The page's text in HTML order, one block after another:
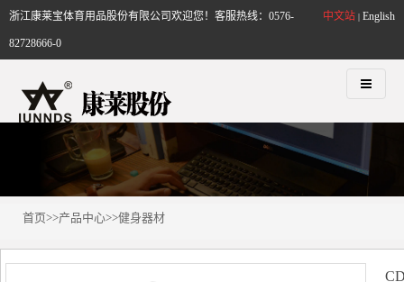
中文站 | English
浙江康莱宝体育用品股份有限公司欢迎您！客服热线：0576-
82728666-0
首页>>产品中心>>健身器材